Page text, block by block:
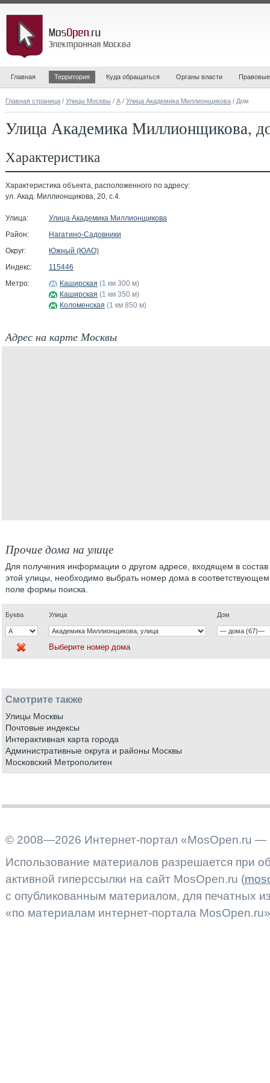
Главная Территория Куда обращаться Органы власти
Главная страница / Улицы Москвы / А / Улица Академика Миллионщикова / Дом
Улица Академика Миллионщикова,
Характеристика
Характеристика объекта, расположенного по адресу:
ул. Акад. Миллионщикова, 20, с.4.
Улица:
Улица Академика Миллионщикова
Район:
Нагатино-Садовники
Округ:
Южный (ЮАО)
Индекс:
115446
Метро:
Каширская (1 км 300 м)
Каширская (1 км 350 м)
Коломенская (1 км 850 м)
Адрес на карте Москвы
Прочие дома на улице
Для получения информации о другом адресе, входящем в состав
этой улицы, необходимо выбрать номер дома в соответствующем
поле формы поиска.
Буква Улица Дом
Выберите номер дома
Смотрите также
Улицы Москвы
Почтовые индексы
Интерактивная карта города
Административные округа и районы Москвы
Московский Метрополитен
© 2008—2026 Интернет-портал «MosOpen.ru —
Использование материалов разрешается при
активной гиперссылки на сайт MosOpen.ru (
с опубликованным материалом, для печатных
«по материалам интернет-портала